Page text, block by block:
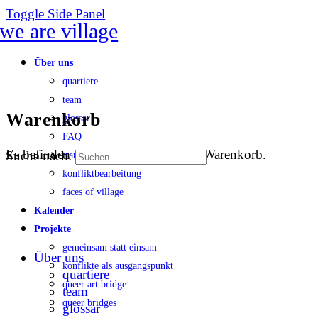
Toggle Side Panel
Über uns
quartiere
team
glossar
FAQ
transparenz
konfliktbearbeitung
faces of village
Kalender
Projekte
gemeinsam statt einsam
konflikte als ausgangspunkt
queer art bridge
queer bridges
Warenkorb
Es befinden sich keine Produkte im Warenkorb.
Suche nach:
Über uns
quartiere
team
glossar